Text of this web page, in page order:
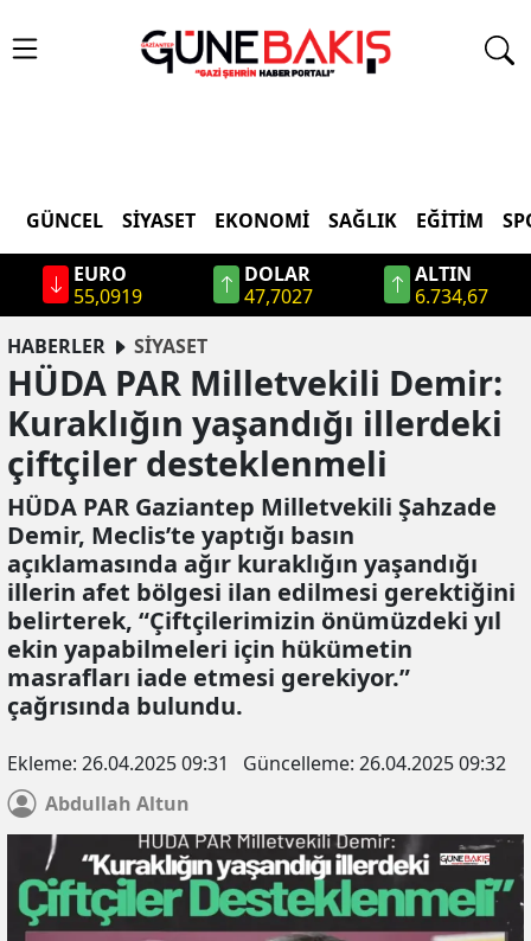
GÜNCEL SIYASET EKONOMI SAĞLIK EĞITIM
EURO
55,0919
DOLAR
47,7027
ALTIN
6.734,67
HABERLER
SİYASET
HÜDA PAR Milletvekili Demir:
Kuraklığın yaşandığı illerdeki
çiftçiler desteklenmeli
HÜDA PAR Gaziantep Milletvekili Şahzade
Demir, Meclis’te yaptığı basın
açıklamasında ağır kuraklığın yaşandığı
illerin afet bölgesi ilan edilmesi gerektiğini
belirterek, “Çiftçilerimizin önümüzdeki yıl
ekin yapabilmeleri için hükümetin
masrafları iade etmesi gerekiyor.”
çağrısında bulundu.
Ekleme: 26.04.2025 09:31 Güncelleme: 26.04.2025 09:32
Abdullah Altun